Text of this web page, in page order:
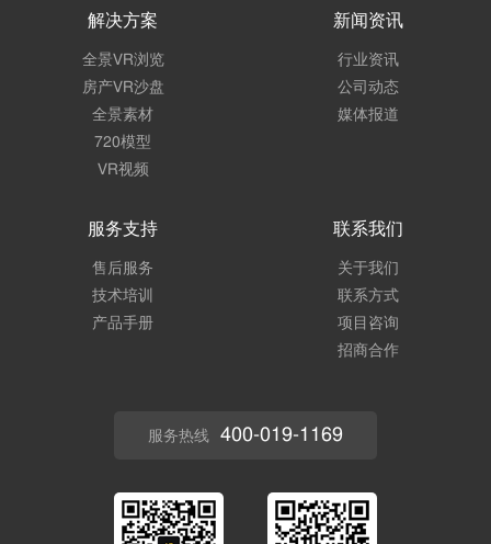
解决方案
全景VR浏览
房产VR沙盘
全景素材
720模型
VR视频
新闻资讯
行业资讯
公司动态
媒体报道
服务支持
售后服务
技术培训
产品手册
联系我们
关于我们
联系方式
项目咨询
招商合作
服务热线 400-019-1169